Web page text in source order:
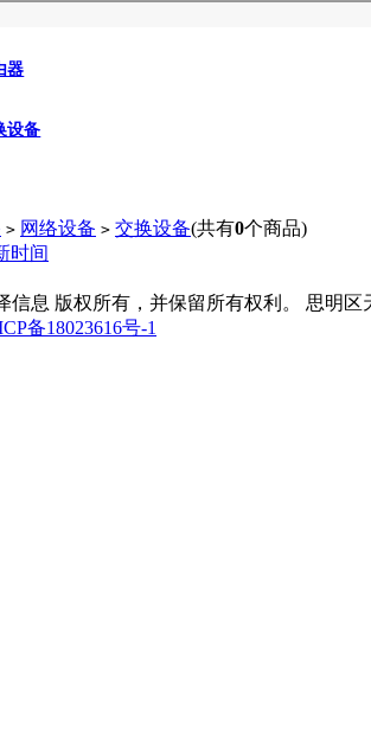
器
设备
> 网络设备 > 交换设备(共有0个商品)
时间
信息 版权所有，并保留所有权利。 思明区
备18023616号-1